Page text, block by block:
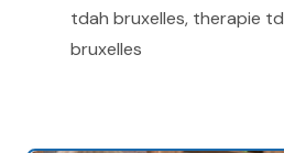
tdah bruxelles, therapie
bruxelles